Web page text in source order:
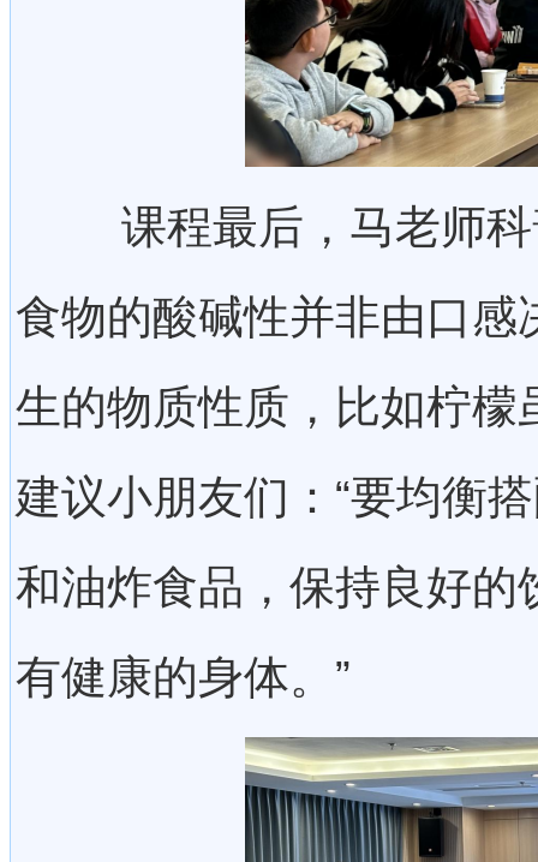
课程最后，马老师科
食物的酸碱性并非由口
生的物质性质，比如柠
建议小朋友们：“要均衡
和油炸食品，保持良好
有健康的身体。”